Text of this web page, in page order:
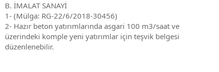
B. İMALAT SANAYİ
1- (Mülga: RG-22/6/2018-30456)
2- Hazır beton yatırımlarında asgari 100 m3/saat ve
üzerindeki komple yeni yatırımlar için teşvik belgesi
düzenlenebilir.